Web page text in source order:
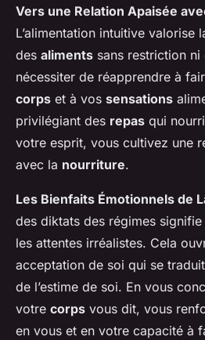
Vers une Relation Apaisée
L’alimentation intuitive valorise
des aliments sans restriction
nécessiter de réapprendre à
corps et à vos sensations
privilégiant des repas qui
votre esprit, vous cultivez une
avec la nourriture.
Les Bienfaits Émotionnels de
des diktats des régimes
les attentes irréalistes. Cela
acceptation de soi qui se
de l’estime de soi. En vous
votre corps vous dit, vous
en vous et en votre capacité à